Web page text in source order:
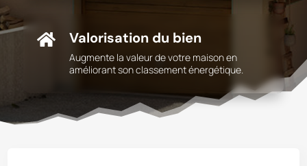
 Valorisation du bien
Augmente la valeur de votre maison en
améliorant son classement énergétique.